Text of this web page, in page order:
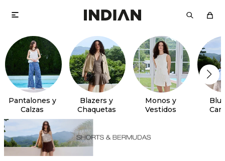

Pantalones y
Calzas
Blazers y
Chaquetas
Monos y
Vestidos